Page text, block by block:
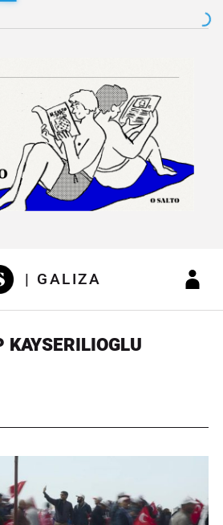
Salto a navegación
| GALIZA
KAYSERILIOGLU